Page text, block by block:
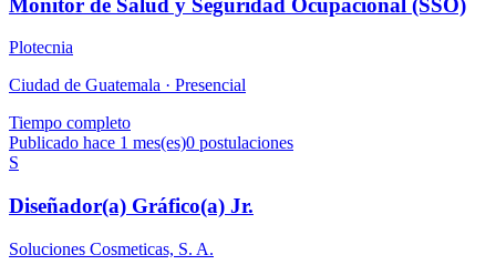
Plotecnia
Ciudad de Guatemala · Presencial
Tiempo completo
Publicado hace 1 mes(es)0 postulaciones
S
Diseñador(a) Gráfico(a) Jr.
Soluciones Cosmeticas, S. A.